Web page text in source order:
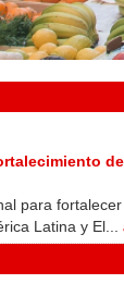
para
Latina y El...